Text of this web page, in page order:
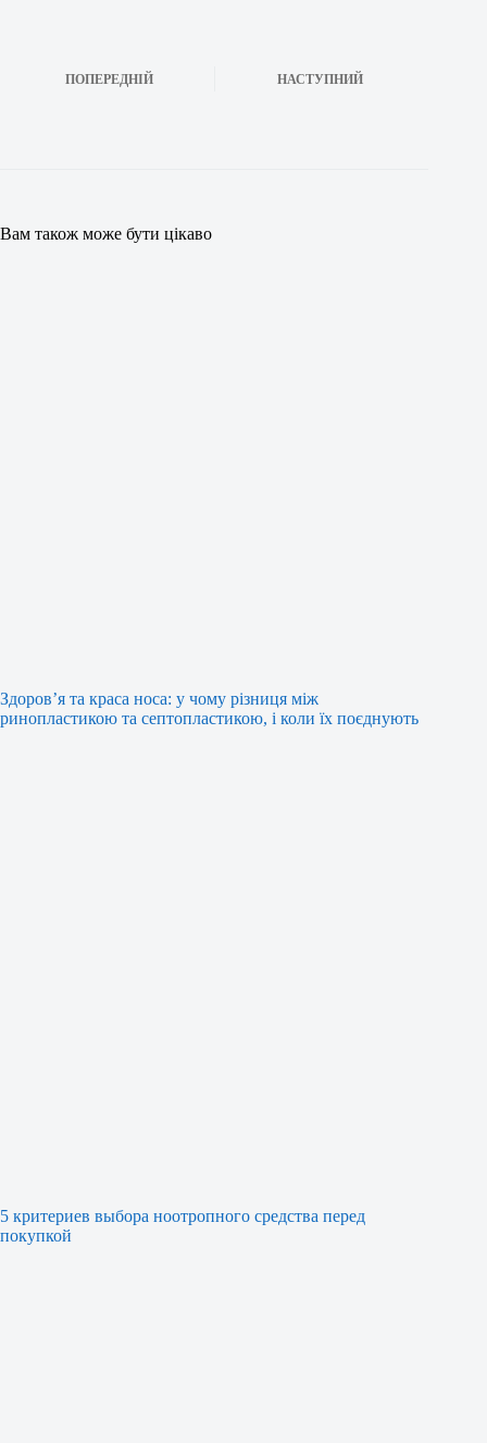
ПОПЕРЕДНІЙ НАСТУПНИЙ
Вам також може бути цікаво
Здоров’я та краса носа: у чому різниця між
ринопластикою та септопластикою, і коли їх поєднують
5 критериев выбора ноотропного средства перед
покупкой